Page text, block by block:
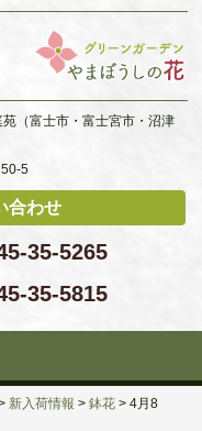
（富士市・富士宮市・沼津
5
合わせ
35-5265
35-5815
新入荷情報 > 鉢花 > 4月8